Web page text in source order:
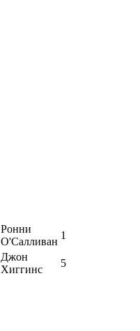
Ронни
О'Салливан
1
Джон
Хиггинс
5